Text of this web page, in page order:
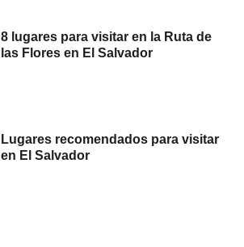
8 lugares para visitar en la Ruta de
las Flores en El Salvador
Lugares recomendados para visitar
en El Salvador